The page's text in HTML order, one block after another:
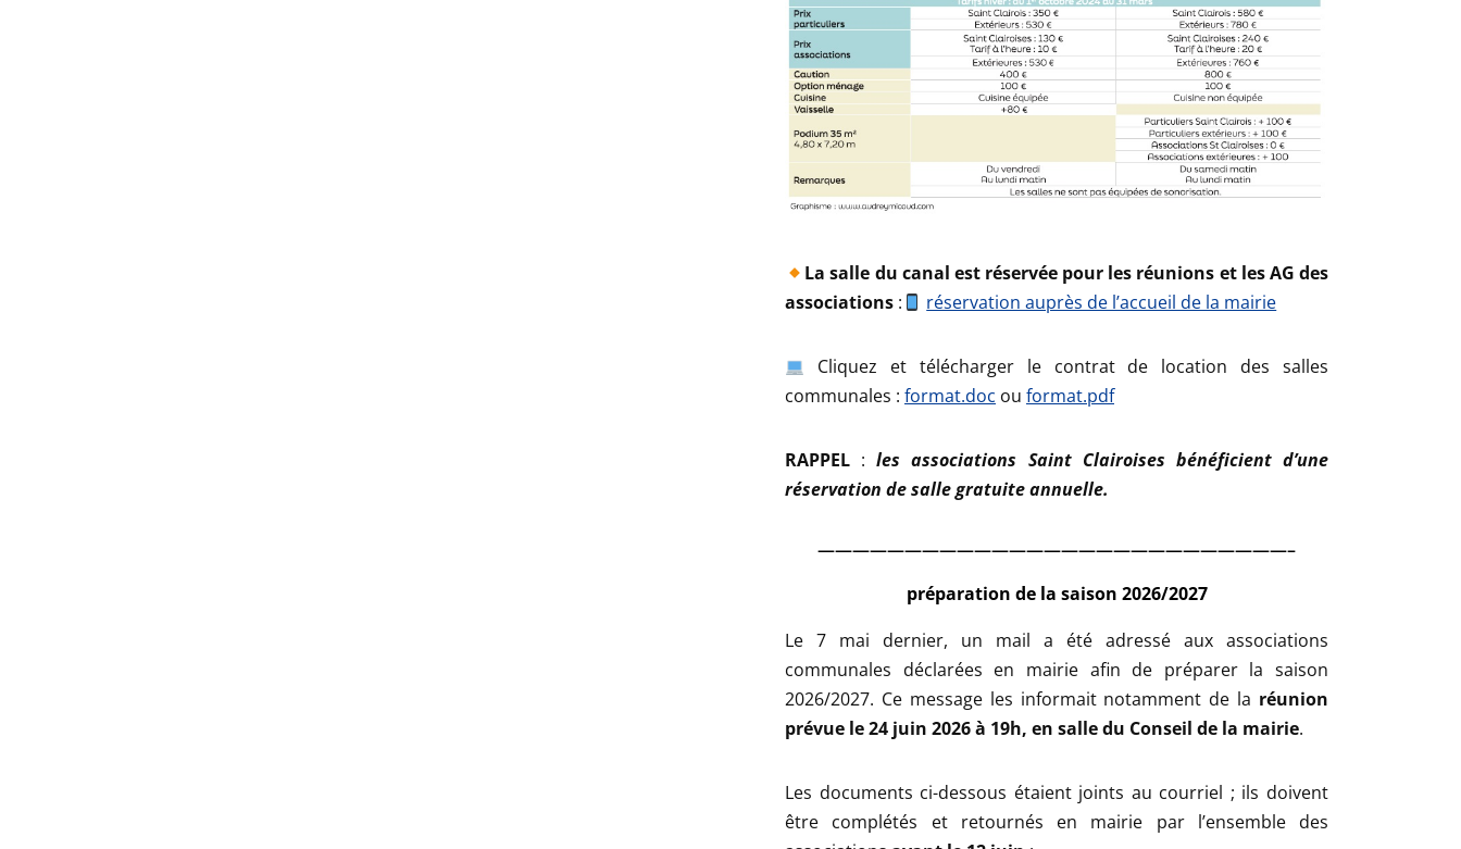
La salle du canal est réservée pour les réunions et les AG des
associations : réservation auprès de l’accueil de la mairie
Cliquez et télécharger le contrat de location des salles
communales : format.doc ou format.pdf
RAPPEL :les associations Saint Clairoises bénéficient d’une
réservation de salle gratuite annuelle.
———————————————————————————–
préparation de la saison 2026/2027
Le 7 mai dernier, un mail a été adressé aux associations
communales déclarées en mairie afin de préparer la saison
2026/2027. Ce message les informait notamment de la réunion
prévue le 24 juin 2026 à 19h, en salle du Conseil de la mairie.
Les documents ci-dessous étaient joints au courriel ; ils doivent
être complétés et retournés en mairie par l’ensemble des